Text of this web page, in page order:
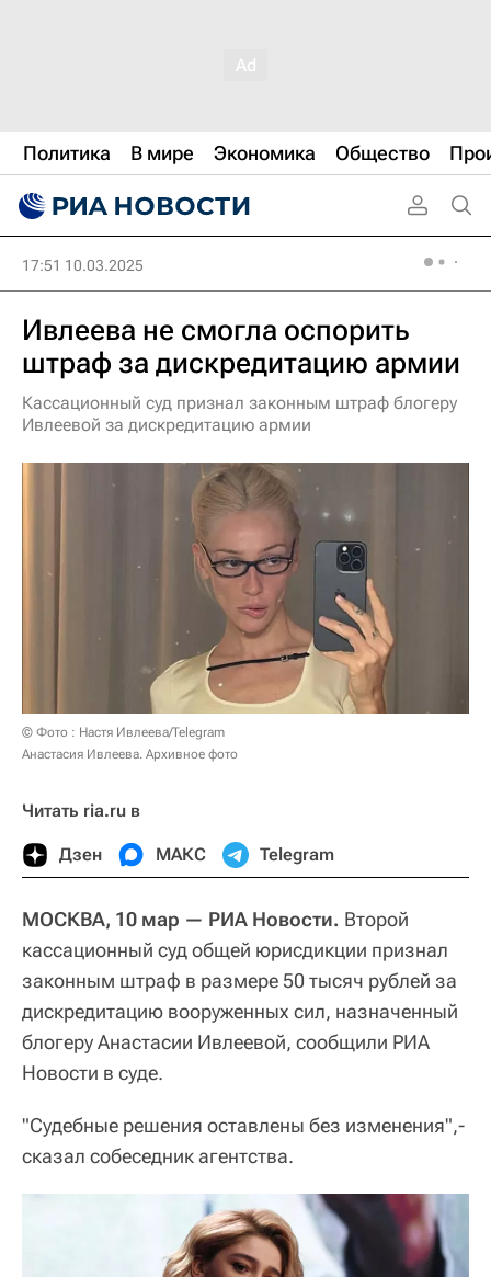
Политика В мире Экономика Общество
17:51 10.03.2025
Ивлеева не смогла оспорить
штраф за дискредитацию армии
Кассационный суд признал законным штраф блогеру
Ивлеевой за дискредитацию армии
© Фото : Настя Ивлеева/Telegram
Анастасия Ивлеева. Архивное фото
Читать ria.ru в
Дзен МАКС Telegram
МОСКВА, 10 мар — РИА Новости. Второй
кассационный суд общей юрисдикции признал
законным штраф в размере 50 тысяч рублей за
дискредитацию вооруженных сил, назначенный
блогеру Анастасии Ивлеевой, сообщили РИА
Новости в суде.
"Судебные решения оставлены без изменения",-
сказал собеседник агентства.